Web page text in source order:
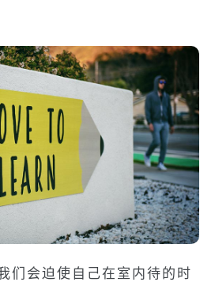
们会迫使自己在室内待的时